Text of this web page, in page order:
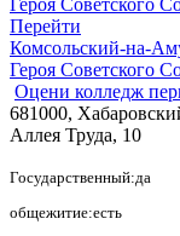
Перейти
Комсольский-на-
Героя Советского
Оцени колледж
681000,
Аллея Труда, 10
Государственный:да
общежитие:есть